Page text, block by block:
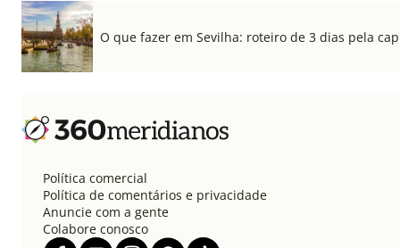
O que fazer em Sevilha: roteiro de 3 dias pela
Política comercial
Política de comentários e privacidade
Anuncie com a gente
Colabore conosco